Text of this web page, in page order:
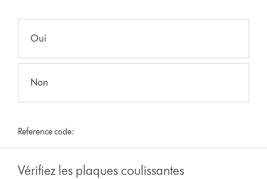
Oui
Non
Reference code:
Vérifiez les plaques coulissantes